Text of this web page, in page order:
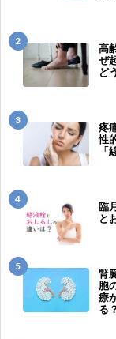
2
高
ぜ
ど
3
疼
性
「
4
臨
と
5
腎
胞
療
る？